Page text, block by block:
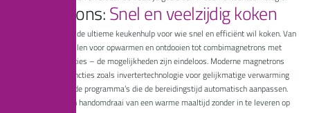
ons:Snel enveelzijdigkoken
Een magnetron is de ultieme keukenhulp voor wie snel en efficiënt wil koken. Van
eenvoudige modellen voor opwarmen en ontdooien tot combimagnetrons met
grill- en ovenfuncties – de mogelijkheden zijn eindeloos. Moderne magnetrons
bieden slimme functies zoals invertertechnologie voor gelijkmatige verwarming
en sensorgestuurde programma’s die de bereidingstijd automatisch aanpassen.
Zo geniet je in een handomdraai van een warme maaltijd zonder in te leveren op